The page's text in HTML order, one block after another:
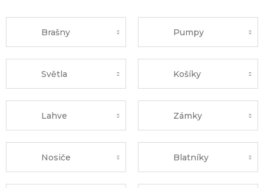
Brašny Pumpy
Světla Košíky
Lahve Zámky
Nosiče Blatníky